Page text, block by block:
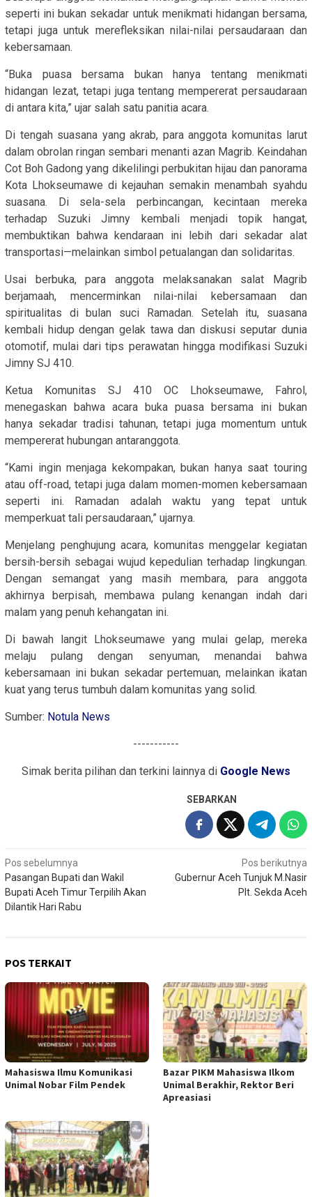
seperti ini bukan sekadar untuk menikmati hidangan bersama,
tetapi juga untuk merefleksikan nilai-nilai persaudaraan dan
kebersamaan.
“Buka puasa bersama bukan hanya tentang menikmati
hidangan lezat, tetapi juga tentang mempererat persaudaraan
di antara kita,” ujar salah satu panitia acara.
Di tengah suasana yang akrab, para anggota komunitas larut
dalam obrolan ringan sembari menanti azan Magrib. Keindahan
Cot Boh Gadong yang dikelilingi perbukitan hijau dan panorama
Kota Lhokseumawe di kejauhan semakin menambah syahdu
suasana. Di sela-sela perbincangan, kecintaan mereka
terhadap Suzuki Jimny kembali menjadi topik hangat,
membuktikan bahwa kendaraan ini lebih dari sekadar alat
transportasi—melainkan simbol petualangan dan solidaritas.
Usai berbuka, para anggota melaksanakan salat Magrib
berjamaah, mencerminkan nilai-nilai kebersamaan dan
spiritualitas di bulan suci Ramadan. Setelah itu, suasana
kembali hidup dengan gelak tawa dan diskusi seputar dunia
otomotif, mulai dari tips perawatan hingga modifikasi Suzuki
Jimny SJ 410.
Ketua Komunitas SJ 410 OC Lhokseumawe, Fahrol,
menegaskan bahwa acara buka puasa bersama ini bukan
hanya sekadar tradisi tahunan, tetapi juga momentum untuk
mempererat hubungan antaranggota.
“Kami ingin menjaga kekompakan, bukan hanya saat touring
atau off-road, tetapi juga dalam momen-momen kebersamaan
seperti ini. Ramadan adalah waktu yang tepat untuk
memperkuat tali persaudaraan,” ujarnya.
Menjelang penghujung acara, komunitas menggelar kegiatan
bersih-bersih sebagai wujud kepedulian terhadap lingkungan.
Dengan semangat yang masih membara, para anggota
akhirnya berpisah, membawa pulang kenangan indah dari
malam yang penuh kehangatan ini.
Di bawah langit Lhokseumawe yang mulai gelap, mereka
melaju pulang dengan senyuman, menandai bahwa
kebersamaan ini bukan sekadar pertemuan, melainkan ikatan
kuat yang terus tumbuh dalam komunitas yang solid.
Sumber: Notula News
-----------
Simak berita pilihan dan terkini lainnya di Google News
SEBARKAN
Navigasi
pos
Pos sebelumnya
Pasangan Bupati dan Wakil
Bupati Aceh Timur Terpilih Akan
Dilantik Hari Rabu
Pos berikutnya
Gubernur Aceh Tunjuk M.Nasir
Plt. Sekda Aceh
POS TERKAIT
Mahasiswa Ilmu Komunikasi
Unimal Nobar Film Pendek
Bazar PIKM Mahasiswa Ilkom
Unimal Berakhir, Rektor Beri
Apreasiasi